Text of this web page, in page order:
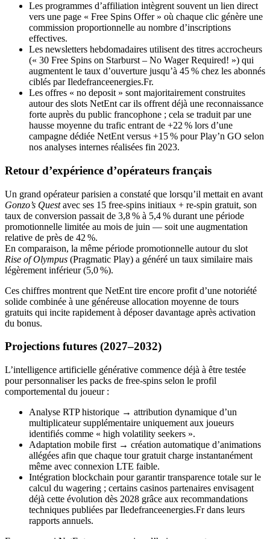
Les programmes d’affiliation intègrent souvent un lien direct
vers une page « Free Spins Offer » où chaque clic génère une
commission proportionnelle au nombre d’inscriptions
effectives.
Les newsletters hebdomadaires utilisent des titres accrocheurs
(« 30 Free Spins on Starburst – No Wager Required! ») qui
augmentent le taux d’ouverture jusqu’à 45 % chez les abonnés
ciblés par Iledefranceenergies.Fr.
Les offres « no deposit » sont majoritairement construites
autour des slots NetEnt car ils offrent déjà une reconnaissance
forte auprès du public francophone ; cela se traduit par une
hausse moyenne du trafic entrant de +22 % lors d’une
campagne dédiée NetEnt versus +15 % pour Play’n GO selon
nos analyses internes réalisées fin 2023.
Retour d’expérience d’opérateurs français
Un grand opérateur parisien a constaté que lorsqu’il mettait en avant
Gonzo’s Questavec ses 15 free‑spins initiaux + re‑spin gratuit, son
taux de conversion passait de 3,8 % à 5,4 % durant une période
promotionnelle limitée au mois de juin — soit une augmentation
relative de près de 42 %.
En comparaison, la même période promotionnelle autour du slot
Rise of Olympus (Pragmatic Play) a généré un taux similaire mais
légèrement inférieur (5,0 %).
Ces chiffres montrent que NetEnt tire encore profit d’une notoriété
solide combinée à une généreuse allocation moyenne de tours
gratuits qui incite rapidement à déposer davantage après activation
du bonus.
Projections futures (2027–2032)
L’intelligence artificielle générative commence déjà à être testée
pour personnaliser les packs de free‑spins selon le profil
comportemental du joueur :
Analyse RTP historique → attribution dynamique d’un
multiplicateur supplémentaire uniquement aux joueurs
identifiés comme « high volatility seekers ».
Adaptation mobile first → création automatique d’animations
allégées afin que chaque tour gratuit charge instantanément
même avec connexion LTE faible.
Intégration blockchain pour garantir transparence totale sur le
calcul du wagering ; certains casinos partenaires envisagent
déjà cette évolution dès 2028 grâce aux recommandations
techniques publiées par Iledefranceenergies.Fr dans leurs
rapports annuels.